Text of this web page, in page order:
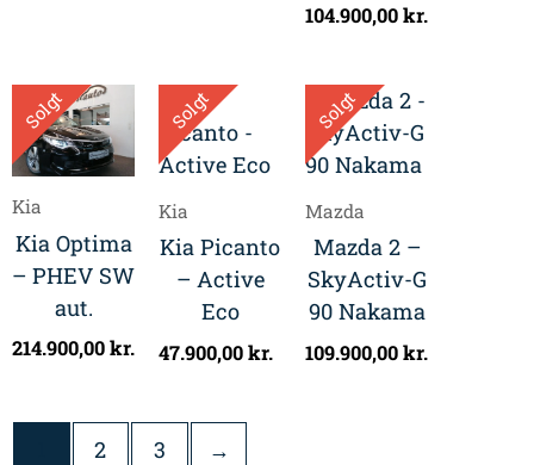
104.900,00kr.
Solgt
Kia
Kia Optima
– PHEV SW
aut.
214.900,00kr.
Solgt
Kia
Kia Picanto
– Active
Eco
47.900,00kr.
Solgt
Mazda
Mazda 2 –
SkyActiv-G
90 Nakama
109.900,00kr.
2 3 →